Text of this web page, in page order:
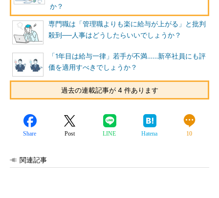
か？
専門職は「管理職よりも楽に給与が上がる」と批判
殺到──人事はどうしたらいいでしょうか？
「1年目は給与一律」若手が不満……新卒社員にも評
価を適用すべきでしょうか？
過去の連載記事が 4 件あります
Share Post LINE Hatena 10
関連記事